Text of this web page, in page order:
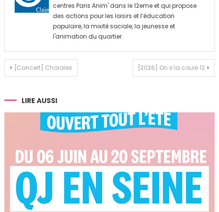
centres Paris Anim' dans le 12eme et qui propose
des actions pour les loisirs et l’éducation
populaire, la mixité sociale, la jeunesse et
l'animation du quartier.
Navigation
l’article
[Concert] Chorales [2026] On s’la coule 12
LIRE AUSSI